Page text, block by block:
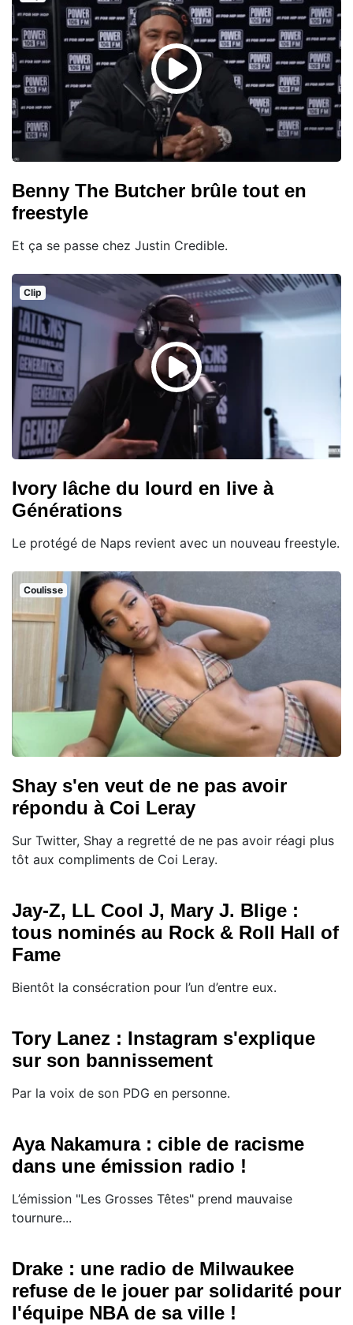
Benny The Butcher brûle tout en
freestyle
Et ça se passe chez Justin Credible.
Clip
Ivory lâche du lourd en live à
Générations
Le protégé de Naps revient avec un nouveau freestyle.
Coulisse
Shay s'en veut de ne pas avoir
répondu à Coi Leray
Sur Twitter, Shay a regretté de ne pas avoir réagi plus
tôt aux compliments de Coi Leray.
Jay-Z, LL Cool J, Mary J. Blige :
tous nominés au Rock & Roll Hall of
Fame
Bientôt la consécration pour l’un d’entre eux.
Tory Lanez : Instagram s'explique
sur son bannissement
Par la voix de son PDG en personne.
Aya Nakamura : cible de racisme
dans une émission radio !
L’émission "Les Grosses Têtes" prend mauvaise
tournure...
Drake : une radio de Milwaukee
refuse de le jouer par solidarité pour
l'équipe NBA de sa ville !